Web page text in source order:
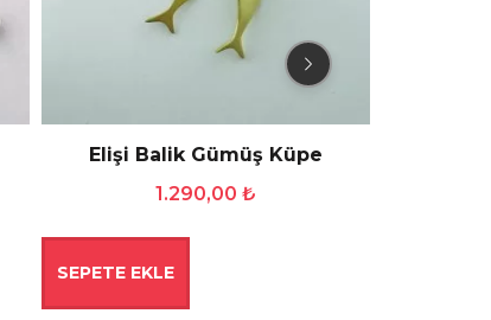
Elişi Balik Gümüş Küpe
1.290,00 ₺
SEPETE EKLE